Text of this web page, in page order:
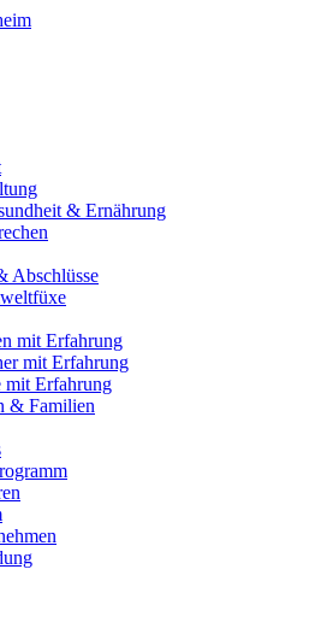
& Ernährung
Abschlüsse
mit Erfahrung
mit Erfahrung
mit Erfahrung
& Familien